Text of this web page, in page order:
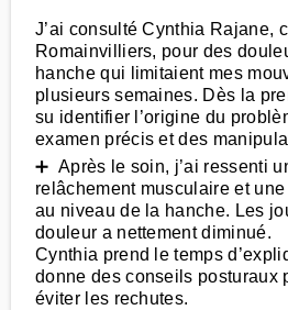
J’ai consulté Cynthia Rajane,
Romainvilliers, pour des
hanche qui limitaient mes
plusieurs semaines. Dès la
su identifier l’origine du
examen précis et des
➕ Après le soin, j’ai ressenti
relâchement musculaire et
au niveau de la hanche. Les
douleur a nettement diminué.
Cynthia prend le temps
donne des conseils posturaux
éviter les rechutes.